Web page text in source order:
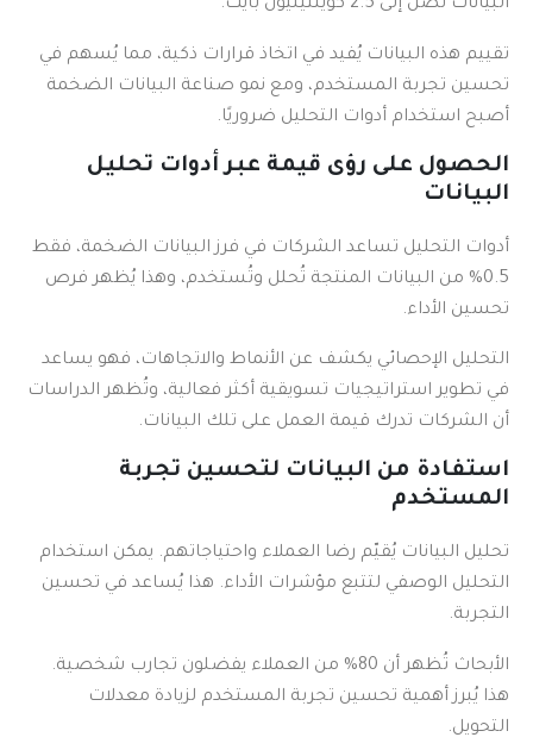
البيانات تصل إلى 2.5 كوينتيليون بايت.
تقييم هذه البيانات يُفيد في اتخاذ قرارات ذكية، مما يُسهم في
تحسين تجربة المستخدم، ومع نمو صناعة البيانات الضخمة
أصبح استخدام أدوات التحليل ضروريًا.
الحصول على رؤى قيمة عبر أدوات تحليل
البيانات
أدوات التحليل تساعد الشركات في فرز البيانات الضخمة، فقط
0.5% من البيانات المنتجة تُحلل وتُستخدم، وهذا يُظهر فرص
تحسين الأداء.
التحليل الإحصائي يكشف عن الأنماط والاتجاهات، فهو يساعد
في تطوير استراتيجيات تسويقية أكثر فعالية، وتُظهر الدراسات
أن الشركات تدرك قيمة العمل على تلك البيانات.
استفادة من البيانات لتحسين تجربة
المستخدم
تحليل البيانات يُقيّم رضا العملاء واحتياجاتهم. يمكن استخدام
التحليل الوصفي لتتبع مؤشرات الأداء. هذا يُساعد في تحسين
التجربة.
الأبحاث تُظهر أن 80% من العملاء يفضلون تجارب شخصية.
هذا يُبرز أهمية تحسين تجربة المستخدم لزيادة معدلات
التحويل.